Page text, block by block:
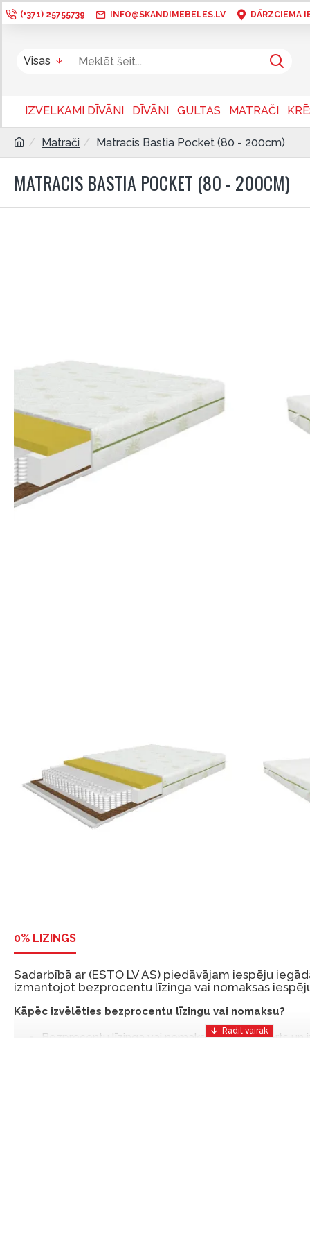
(+371) 25755739 INFO@SKANDIMEBELES.LV DĀRZCIEMA
Visas
IZVELKAMI DĪVĀNI DĪVĀNI GULTAS MATRAČI
Matrači Matracis Bastia Pocket (80 - 200cm)
MATRACIS BASTIA POCKET (80 - 200CM)
0% LĪZINGS
Sadarbībā ar (ESTO LV AS) piedāvājam iespēju
izmantojot bezprocentu līzinga vai nomaksas
Kāpēc izvēlēties bezprocentu līzingu vai nomaksu?
Bezprocentu līzinga vai nomaksas iespēja ir ērts un